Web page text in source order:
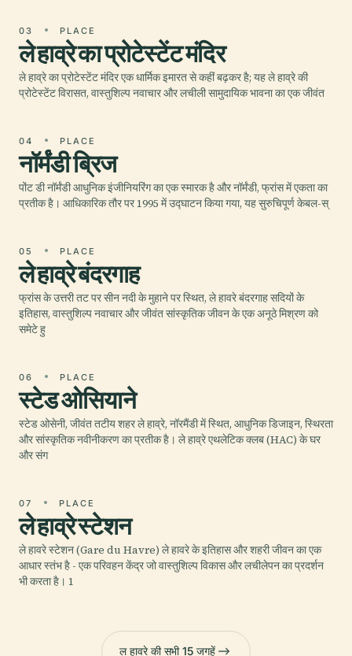
03 PLACE
ले हाव्रे का प्रोटेस्टेंट मंदिर
ले हाव्रे का प्रोटेस्टेंट मंदिर एक धार्मिक इमारत से कहीं बढ़कर है; यह ले हाव्रे की
प्रोटेस्टेंट विरासत, वास्तुशिल्प नवाचार और लचीली सामुदायिक भावना का एक जीवंत
04 PLACE
नॉर्मंडी ब्रिज
पोंट डी नॉर्मंडी आधुनिक इंजीनियरिंग का एक स्मारक है और नॉर्मंडी, फ्रांस में एकता का
प्रतीक है। आधिकारिक तौर पर 1995 में उद्घाटन किया गया, यह सुरुचिपूर्ण केबल-स्
05 PLACE
ले हाव्रे बंदरगाह
फ्रांस के उत्तरी तट पर सीन नदी के मुहाने पर स्थित, ले हावरे बंदरगाह सदियों के
इतिहास, वास्तुशिल्प नवाचार और जीवंत सांस्कृतिक जीवन के एक अनूठे मिश्रण को
समेटे हु
06 PLACE
स्टेड ओसियाने
स्टेड ओसेनी, जीवंत तटीय शहर ले हाव्रे, नॉरमैंडी में स्थित, आधुनिक डिजाइन, स्थिरता
और सांस्कृतिक नवीनीकरण का प्रतीक है। ले हाव्रे एथलेटिक क्लब (HAC) के घर
और संग
07 PLACE
ले हाव्रे स्टेशन
ले हावरे स्टेशन (Gare du Havre) ले हावरे के इतिहास और शहरी जीवन का एक
आधार स्तंभ है - एक परिवहन केंद्र जो वास्तुशिल्प विकास और लचीलेपन का प्रदर्शन
भी करता है। 1
ल हावरे की सभी 15 जगहें